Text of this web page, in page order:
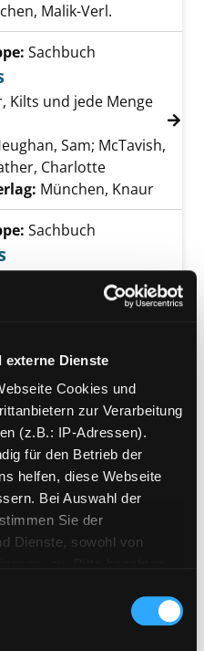
externe Dienste
Cookies und
zur Verarbeitung
(z.B.: IP-Adressen).
für den Betrieb der
helfen, diese Webseite
Bei Auswahl der
Sie der
Dienste, sowohl von
Verarbeitung in
außerhalb des EWR
Malik-Verl.
von Clanlands anzeigen
Sachbuch
Kilts und jede Menge
Sam; McTavish,
Charlotte
München, Knaur
von Zum Fluss anzeigen
Sachbuch
die Oberfläche
Suche nach
von Der Salzpfad anzeigen
Sachbuch
RaynorSuche nach
Goldmann-Verl.
14268
von Der Salzpfad anzeigen
Sachbuch
Suche nach